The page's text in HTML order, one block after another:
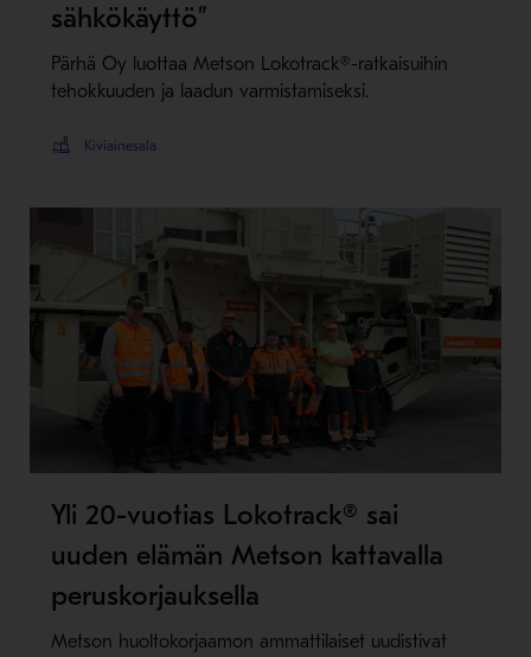
sähkökäyttö”
Pärhä Oy luottaa Metson Lokotrack®-ratkaisuihin
tehokkuuden ja laadun varmistamiseksi.
Kiviainesala
Yli 20-vuotias Lokotrack® sai
uuden elämän Metson kattavalla
peruskorjauksella
Metson huoltokorjaamon ammattilaiset uudistivat